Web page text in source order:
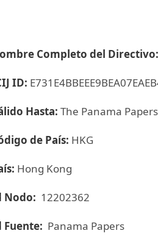
Completo del Directivo:
ID:
Hasta: The Panama
de País: HKG
Hong Kong
Nodo: 12202362
Fuente: Panama Papers